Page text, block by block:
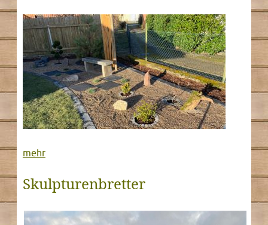
mehr
Skulpturenbretter